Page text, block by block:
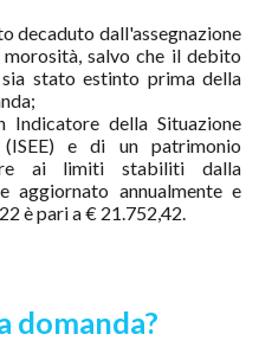
decaduto dall'assegnazione
salvo che il debito
stato estinto prima della
Indicatore della Situazione
(ISEE) e di un patrimonio
ai limiti stabiliti dalla
aggiornato annualmente e
è pari a € 21.752,42.
domanda?